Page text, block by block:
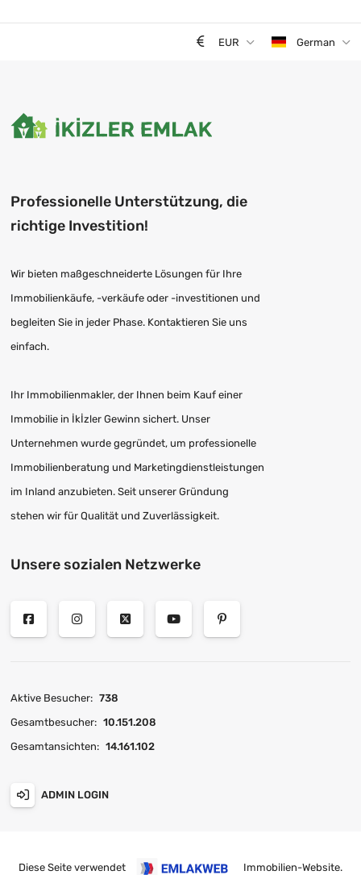
EUR German
Professionelle Unterstützung, die
richtige Investition!
Wir bieten maßgeschneiderte Lösungen für Ihre
Immobilienkäufe, -verkäufe oder -investitionen und
begleiten Sie in jeder Phase. Kontaktieren Sie uns
einfach.
Ihr Immobilienmakler, der Ihnen beim Kauf einer
Immobilie in İkİzler Gewinn sichert. Unser
Unternehmen wurde gegründet, um professionelle
Immobilienberatung und Marketingdienstleistungen
im Inland anzubieten. Seit unserer Gründung
stehen wir für Qualität und Zuverlässigkeit.
Unsere sozialen Netzwerke
Aktive Besucher: 738
Gesamtbesucher: 10.151.208
Gesamtansichten: 14.161.102
ADMIN LOGIN
Diese Seite verwendet Immobilien-Website.